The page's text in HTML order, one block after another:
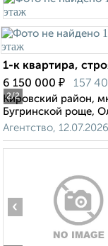
2/2
1-к квартира,
6 150 000 ₽ 157
Кировский район,
Бугринской роще,
Агентство, 12.07.2026
‹